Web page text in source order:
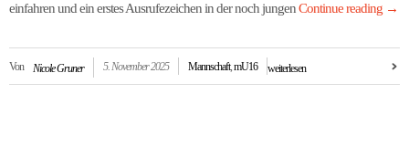
einfahren und ein erstes Ausrufezeichen in der noch jungenContinue reading →
Von Nicole Gruner 5. November 2025 Mannschaft,mU16 weiterlesen